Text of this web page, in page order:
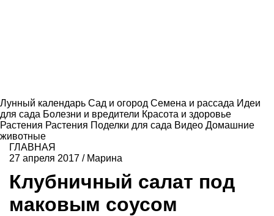
Лунный календарь Сад и огород Семена и рассада Идеи
для сада Болезни и вредители Красота и здоровье
Растения Растения Поделки для сада Видео Домашние
животные
ГЛАВНАЯ
27 апреля 2017 / Марина
Клубничный салат под
маковым соусом